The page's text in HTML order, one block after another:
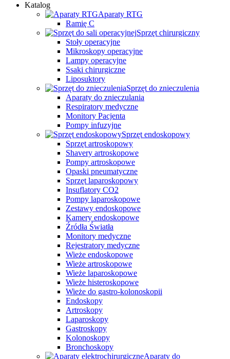
Katalog
Aparaty RTG
Ramię C
Sprzęt chirurgiczny
Stoły operacyjne
Mikroskopy operacyjne
Lampy operacyjne
Ssaki chirurgiczne
Liposuktory
Sprzęt do znieczulenia
Aparaty do znieczulania
Respiratory medyczne
Monitory Pacjenta
Pompy infuzyjne
Sprzęt endoskopowy
Sprzęt artroskopowy
Shavery artroskopowe
Pompy artroskopowe
Opaski pneumatyczne
Sprzęt laparoskopowy
Insuflatory CO2
Pompy laparoskopowe
Zestawy endoskopowe
Kamery endoskopowe
Źródła Światła
Monitory medyczne
Rejestratory medyczne
Wieże endoskopowe
Wieże artroskopowe
Wieże laparoskopowe
Wieże histeroskopowe
Wieże do gastro-kolonoskopii
Endoskopy
Artroskopy
Laparoskopy
Gastroskopy
Kolonoskopy
Bronchoskopy
Aparaty do